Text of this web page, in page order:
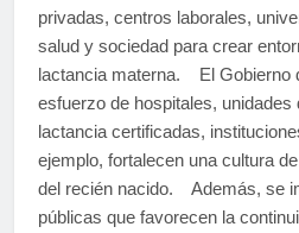
privadas, centros laborales,
salud y sociedad para crear
lactancia materna. El Gobierno
esfuerzo de hospitales, unidades
lactancia certificadas,
ejemplo, fortalecen una cultura
del recién nacido. Además, se
públicas que favorecen la